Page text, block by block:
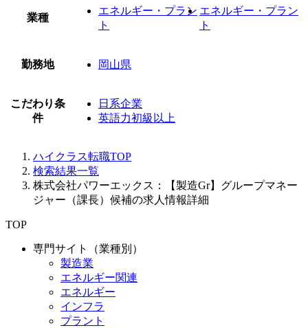
業種
エネルギー・プラン
ト
エネルギー・プラン
ト
勤務地 岡山県
こだわり条
件
日系企業
英語力初級以上
ハイクラス転職TOP
検索結果一覧
株式会社パワーエックス：【製造Gr】グループマネー
ジャー（課長）候補の求人情報詳細
TOP
専門サイト（業種別）
製造業
エネルギー関連
エネルギー
インフラ
プラント